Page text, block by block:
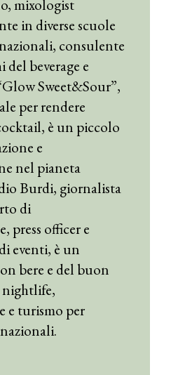
mixologist
in diverse scuole
consulente
beverage e
Sweet&Sour”,
per rendere
è un piccolo
e
nel pianeta
Burdi, giornalista
di
press officer e
eventi, è un
bere e del buon
nightlife,
e turismo per